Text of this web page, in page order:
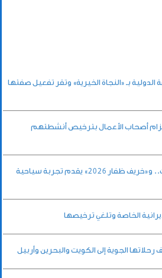
الدولية بـ «النجاة الخيرية» وتقر تفعيل صفتها
أصحاب الأعمال بترخيص أنشطتهم
الطبيعة تروي حكاية التراث.. و«خريف ظفار 2026» يقدم تجربة سياحية
الخاصة وتلغي ترخيصها
الجوية إلى الكويت والبحرين وأربيل